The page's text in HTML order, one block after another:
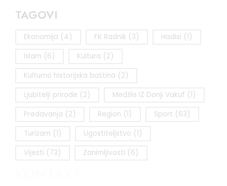
TAGOVI
Ekonomija (4) FK Radnik (3) Hadisi (1)
Islam (6) Kultura (2)
Kulturno historijska baština (2)
Ljubitelji prirode (2) Medžlis IZ Donji Vakuf (1)
Predavanja (2) Region (1) Sport (63)
Turizam (1) Ugostiteljstvo (1)
Vijesti (73) Zanimljivosti (6)